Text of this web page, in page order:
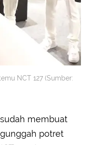
NCT 127 (Sumber:
membuat
potret